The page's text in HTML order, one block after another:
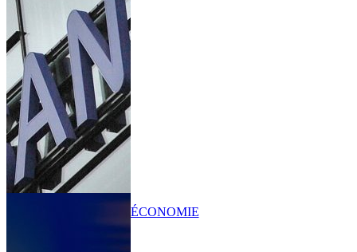
ÉCONOMIE